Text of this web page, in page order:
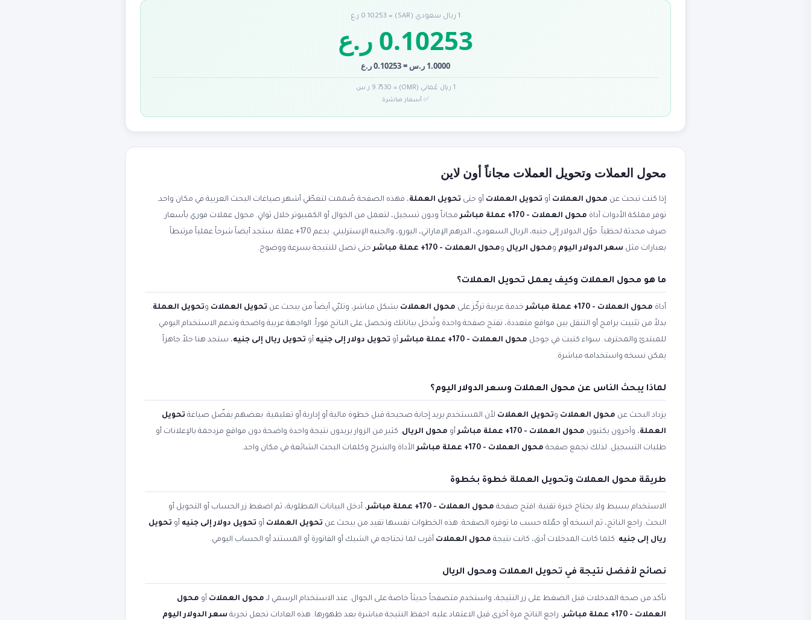
1 ريال سعودي (SAR) = 0.10253 ر.ع
0.10253 ر.ع
1.0000 ر.س = 0.10253 ر.ع
1 ريال عُماني (OMR) = 9.7530 ر.س
✅ أسعار مباشرة
محول العملات وتحويل العملات مجاناً أون لاين
إذا كنت تبحث عن محول العملات أو تحويل العملات أو حتى تحويل العملة، فهذه الصفحة صُممت لتغطّي أشهر صياغات البحث العربية في مكان واحد.
توفر مملكة الأدوات أداة محول العملات - 170+ عملة مباشر
مجاناً ودون تسجيل، لتعمل من الجوال أو الكمبيوتر خلال ثوانٍ. محول عملات فوري بأسعار
صرف محدثة لحظياً. حوّل الدولار إلى جنيه، الريال السعودي، الدرهم الإماراتي، اليورو، والجنيه الإسترليني. يدعم 170+ عملة. ستجد أيضاً شرحاً عملياً مرتبطاً
بعبارات مثل سعر الدولار اليوم ومحول الريال ومحول العملات - 170+ عملة مباشر حتى تصل للنتيجة بسرعة ووضوح.
ما هو محول العملات وكيف يعمل تحويل العملات؟
أداة محول العملات - 170+ عملة مباشر خدمة عربية تركّز على محول العملات بشكل مباشر، وتلبّي أيضاً من يبحث عن تحويل العملات وتحويل العملة.
بدلاً من تثبيت برامج أو التنقل بين مواقع متعددة، تفتح صفحة واحدة وتُدخل بياناتك وتحصل على الناتج فوراً. الواجهة عربية واضحة وتدعم الاستخدام اليومي
للمبتدئ والمحترف. سواء كتبت في جوجل محول العملات - 170+ عملة مباشر أو تحويل دولار إلى جنيه أو تحويل ريال إلى جنيه، ستجد هنا حلاً جاهزاً
يمكن نسخه واستخدامه مباشرة.
لماذا يبحث الناس عن محول العملات وسعر الدولار اليوم؟
يزداد البحث عن محول العملات وتحويل العملات لأن المستخدم يريد إجابة صحيحة قبل خطوة مالية أو إدارية أو تعليمية. بعضهم يفضّل صياغة تحويل
العملة، وآخرون يكتبون محول العملات - 170+ عملة مباشر أو محول الريال. كثير من الزوار يريدون نتيجة واحدة واضحة دون مواقع مزدحمة بالإعلانات أو
طلبات التسجيل. لذلك تجمع صفحة محول العملات - 170+ عملة مباشر الأداة والشرح وكلمات البحث الشائعة في مكان واحد.
طريقة محول العملات وتحويل العملة خطوة بخطوة
الاستخدام بسيط ولا يحتاج خبرة تقنية. افتح صفحة محول العملات - 170+ عملة مباشر
، أدخل البيانات المطلوبة، ثم اضغط زر الحساب أو التحويل أو
البحث. راجع الناتج، ثم انسخه أو حمّله حسب ما توفره الصفحة. هذه الخطوات نفسها تفيد من يبحث عن تحويل العملات أو تحويل دولار إلى جنيه أو تحويل
ريال إلى جنيه. كلما كانت المدخلات أدق، كانت نتيجة محول العملات أقرب لما تحتاجه في الشيك أو الفاتورة أو المستند أو الحساب اليومي.
نصائح لأفضل نتيجة في تحويل العملات ومحول الريال
تأكد من صحة المدخلات قبل الضغط على زر النتيجة، واستخدم متصفحاً حديثاً خاصة على الجوال. عند الاستخدام الرسمي لـ محول العملات أو محول
العملات - 170+ عملة مباشر
، راجع الناتج مرة أخرى قبل الاعتماد عليه. احفظ النتيجة مباشرة بعد ظهورها. هذه العادات تجعل تجربة سعر الدولار اليوم